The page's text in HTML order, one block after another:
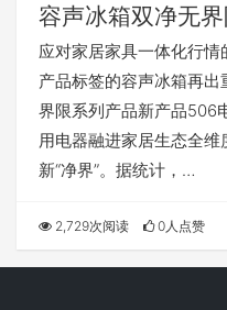
容声冰箱双净无
售，“内嵌式”冰箱
应对家居家具一体化行
产品标签的容声冰箱再
界限系列产品新产品506
用电器融进家居生态全
新“净界”。据统计，…
2,729次阅读 0人点赞